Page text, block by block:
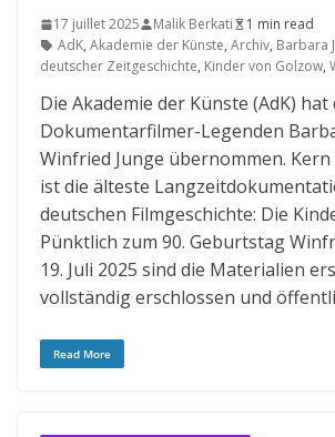
17 juillet 2025 Malik Berkati
1 min read
AdK, Akademie der Künste, Archiv, Barbara
deutscher Zeitgeschichte, Kinder von Golzow,
Die Akademie der Künste (AdK)
Dokumentarfilmer-Legenden
Winfried Junge übernommen. Kern
ist die älteste
deutschen Filmgeschichte: Die
Pünktlich zum 90. Geburtstag
19. Juli 2025 sind die Materialien
vollständig erschlossen und
Read More